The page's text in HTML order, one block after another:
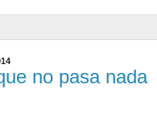
no pasa nada